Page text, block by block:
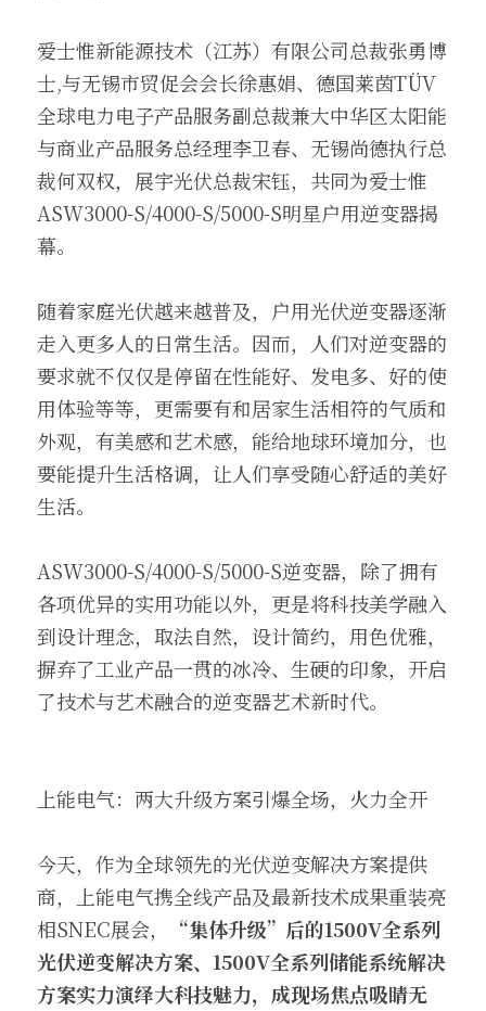
爱士惟新能源技术（江苏）有限公司总裁张勇博
士,与无锡市贸促会会长徐惠娟、德国莱茵TÜV
全球电力电子产品服务副总裁兼大中华区太阳能
与商业产品服务总经理李卫春、无锡尚德执行总
裁何双权，展宇光伏总裁宋钰，共同为爱士惟
ASW3000-S/4000-S/5000-S明星户用逆变器揭
幕。
随着家庭光伏越来越普及，户用光伏逆变器逐渐
走入更多人的日常生活。因而，人们对逆变器的
要求就不仅仅是停留在性能好、发电多、好的使
用体验等等，更需要有和居家生活相符的气质和
外观，有美感和艺术感，能给地球环境加分，也
要能提升生活格调，让人们享受随心舒适的美好
生活。
ASW3000-S/4000-S/5000-S逆变器，除了拥有
各项优异的实用功能以外，更是将科技美学融入
到设计理念，取法自然，设计简约，用色优雅，
摒弃了工业产品一贯的冰冷、生硬的印象，开启
了技术与艺术融合的逆变器艺术新时代。
上能电气：两大升级方案引爆全场，火力全开
今天，作为全球领先的光伏逆变解决方案提供
商，上能电气携全线产品及最新技术成果重装亮
相SNEC展会，
“集体升级”后的1500V全系列
光伏逆变解决方案、1500V全系列储能系统解决
方案实力演绎大科技魅力，成现场焦点吸睛无